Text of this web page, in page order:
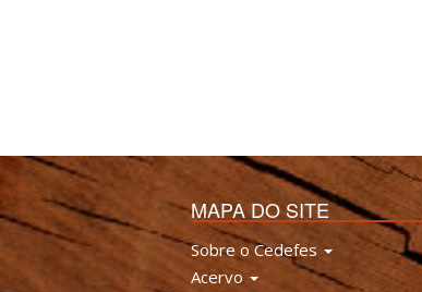
MAPA DO SITE
Sobre o Cedefes
Acervo